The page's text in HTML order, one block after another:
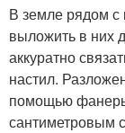
В земле рядом с
выложить в них
аккуратно
настил.
помощью
сантиметровым